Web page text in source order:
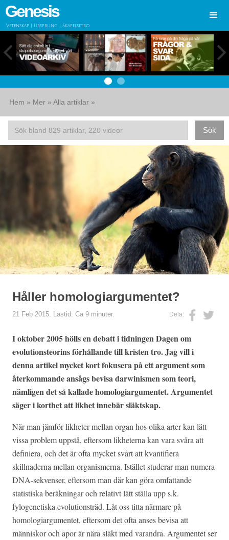
Genesis
Vetenskap | Ursprung | Skapelsetro
Hem » Mer » Alla artiklar »
Håller homologiargumentet?
Dela:
21 Feb 2015. Lästid: Ca 9 minuter.
I oktober 2005 hölls en debatt i tidningen Dagen om
evolutionsteorins förhållande till kristen tro. Jag vill i
denna artikel mycket kort fokusera på ett argument som
återkommande ansågs bevisa darwinismen som teori,
nämligen det så kallade homologiargumentet. Argumentet
säger i korthet att likhet innebär släktskap.
När man jämför likheter mellan organ hos olika arter kan lätt
vissa problem uppstå, eftersom likheterna kan vara svåra att
definiera, och det är ofta mycket svårt att kvantifiera
skillnaderna mellan organismerna. Istället studerar man numera
DNA-sekvenser, eftersom man där kan göra omfattande
statistiska beräkningar och relativt lätt ställa upp s.k.
fylogenetiska evolutionsträd. Låt oss titta närmare på
homologiargumentet, eftersom det ofta anses bevisa att
människor och apor är nära släkt med varandra. Argumentet ser